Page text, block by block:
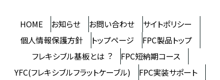
HOME お知らせ お問い合わせ
サイトポリシー
個人情報保護方針
トップページ
FPC製品トップ
フレキシブル基板とは︖
FPC短納期コース
YFC(フレキシブルフラットケーブル)
FPC実装サポート